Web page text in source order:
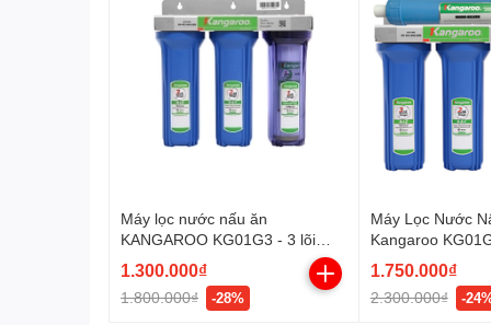
Máy lọc nước nấu ăn
KANGAROO KG01G3 - 3 lõi
chuẩn nước sinh hoạt
1.300.000₫
1.800.000₫ -28%
Máy Lọc Nước
Kangaroo
1.750.000₫
2.300.000₫ -